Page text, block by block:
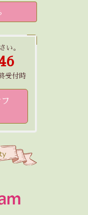
い。
受付時